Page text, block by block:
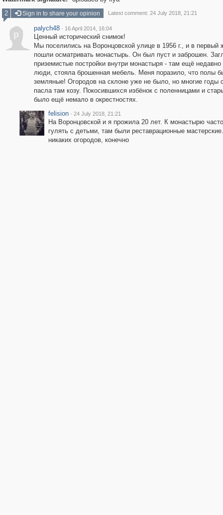
2
Sign in to share your opinion Latest comment: 24 July 2018, 21:21
p
palych48 · 16 April 2014, 16:04
Ценный исторический снимок!
Мы поселились на Воронцовской улице в 1956 г., и в первый
пошли осматривать монастырь. Он был пуст и заброшен.
приземистые постройки внутри монастыря - там ещё
люди, стояла брошенная мебель. Меня поразило, что полы
земляные! Огородов на склоне уже не было, но многие годы
пасла там козу. Покосившихся избёнок с поленницами и
было ещё немало в окрестностях.
felision · 24 July 2018, 21:21
На Воронцовской и я прожила 20 лет. К монастырю
гулять с детьми, там были реставрационные
никаких огородов, конечно